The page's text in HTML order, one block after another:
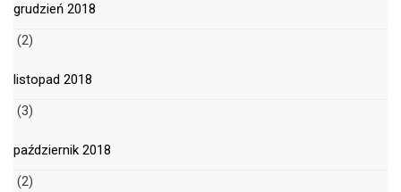
grudzień 2018
(2)
listopad 2018
(3)
październik 2018
(2)